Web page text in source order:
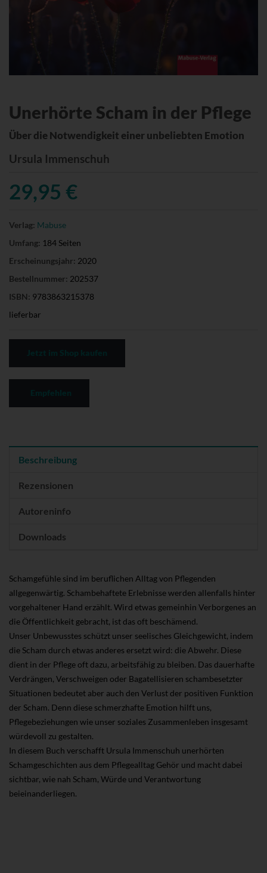
Unerhörte Scham in der Pflege
Über die Notwendigkeit einer unbeliebten Emotion
Ursula Immenschuh
29,95 €
Verlag: Mabuse
Umfang: 184 Seiten
Erscheinungsjahr: 2020
Bestellnummer: 202537
ISBN: 9783863215378
lieferbar
Beschreibung
Rezensionen
Autoreninfo
Downloads
Schamgefühle sind im beruflichen Alltag von Pflegenden
allgegenwärtig. Schambehaftete Erlebnisse werden allenfalls hinter
vorgehaltener Hand erzählt. Wird etwas gemeinhin Verborgenes an
die Öffentlichkeit gebracht, ist das oft beschämend.
Unser Unbewusstes schützt unser seelisches Gleichgewicht, indem
die Scham durch etwas anderes ersetzt wird: die Abwehr. Diese
dient in der Pflege oft dazu, arbeitsfähig zu bleiben. Das dauerhafte
Verdrängen, Verschweigen oder Bagatellisieren schambesetzter
Situationen bedeutet aber auch den Verlust der positiven Funktion
der Scham. Denn diese schmerzhafte Emotion hilft uns,
Pflegebeziehungen wie unser soziales Zusammenleben insgesamt
würdevoll zu gestalten.
In diesem Buch verschafft Ursula Immenschuh unerhörten
Schamgeschichten aus dem Pflegealltag Gehör und macht dabei
sichtbar, wie nah Scham, Würde und Verantwortung
beieinanderliegen.